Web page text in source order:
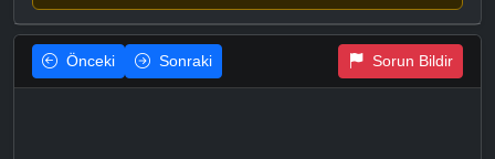
Önceki Sonraki Sorun Bildir